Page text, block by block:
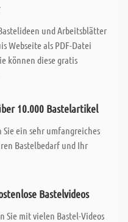
und Arbeitsblätter
Webseite als PDF-Datei
können diese gratis
10.000 Bastelartikel
Sie ein sehr umfangreiches
Bastelbedarf und Ihr
Bastelvideos
Sie mit vielen Bastel-Videos